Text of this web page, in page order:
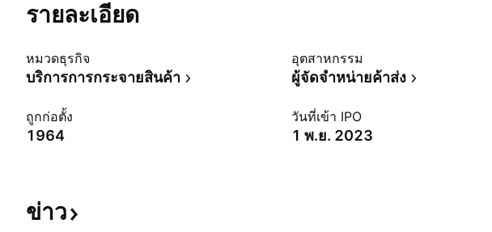
รายละเอียด
หมวดธุรกิจ
บริการการกระจายสินค้า
อุตสาหกรรม
ผู้จัดจำหน่ายค้าส่ง
ถูกก่อตั้ง
1964
วันที่เข้า IPO
1 พ.ย. 2023
ข่าว